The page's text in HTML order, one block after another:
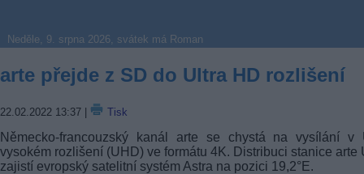
Neděle, 9. srpna 2026, svátek má Roman
arte přejde z SD do Ultra HD rozlišení
22.02.2022 13:37 Tisk
Německo-francouzský kanál arte se chystá na vysílání v
vysokém rozlišení (UHD) ve formátu 4K. Distribuci stanice arte
zajistí evropský satelitní systém Astra na pozici 19,2°E.